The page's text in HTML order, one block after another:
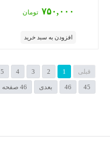
۷۵۰,۰۰۰ تومان
افزودن به سبد خرید
قبلی 1
2
3
4
5
45
46 بعدی 46 صفحه